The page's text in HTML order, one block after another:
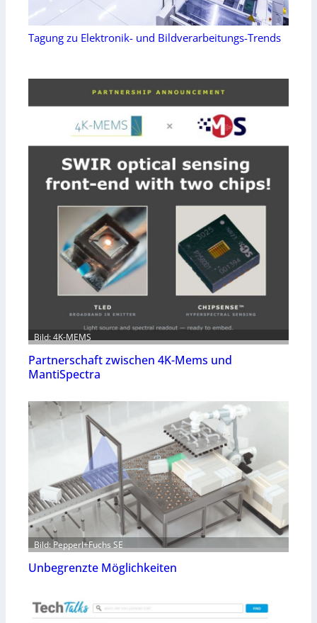
Tagung zu Elektronik- und Bildverarbeitungs-Trends
Bild: 4K-MEMS
Partnerschaft zwischen 4K-Mems und
MantiSpectra
Bild: Pepperl+Fuchs SE
Unbegrenzte Möglichkeiten